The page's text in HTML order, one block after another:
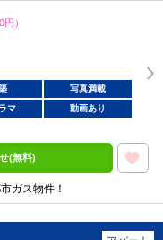
円）
写真満載
マ
動画あり
(無料)
ガス物件！